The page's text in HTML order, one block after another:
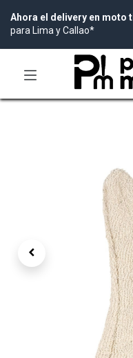
Ahora el delivery en moto
para Lima y Callao*